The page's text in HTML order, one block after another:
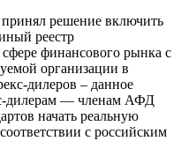
принял решение включить
реестр
финансового рынка c
организации в
дилеров – данное
дилерам — членам АФД
начать реальную
с российским